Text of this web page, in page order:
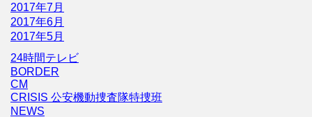
2017年7月
2017年6月
2017年5月
24時間テレビ
BORDER
CM
CRISIS 公安機動捜査隊特捜班
NEWS